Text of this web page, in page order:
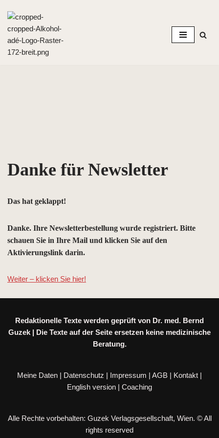
Zum
Inhalt
springen
Danke für Newsletter
Das hat geklappt!
Danke. Ihre Newsletterbestellung wurde registriert. Bitte
schauen Sie in Ihre Mail und klicken Sie auf den
Aktivierungslink darin.
Weiter – klicken Sie hier!
Redaktionelle Texte werden geprüft von Dr. med. Bernd
Guzek | Die Texte auf der Seite ersetzen keine medizinische
Beratung.
Meine Daten | Datenschutz | Impressum | AGB | Kontakt |
English version | Coaching
Alle Rechte vorbehalten: Guzek Verlagsgesellschaft, Wien. © All
rights reserved